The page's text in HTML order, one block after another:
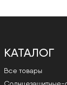
КАТАЛОГ
Все товары